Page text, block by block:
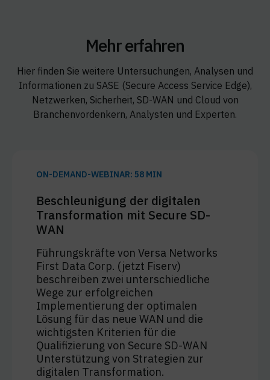
Mehr erfahren
Hier finden Sie weitere Untersuchungen, Analysen und
Informationen zu SASE (Secure Access Service Edge),
Netzwerken, Sicherheit, SD-WAN und Cloud von
Branchenvordenkern, Analysten und Experten.
ON-DEMAND-WEBINAR: 58 MIN
Beschleunigung der digitalen
Transformation mit Secure SD-
WAN
Führungskräfte von Versa Networks
First Data Corp. (jetzt Fiserv)
beschreiben zwei unterschiedliche
Wege zur erfolgreichen
Implementierung der optimalen
Lösung für das neue WAN und die
wichtigsten Kriterien für die
Qualifizierung von Secure SD-WAN
Unterstützung von Strategien zur
digitalen Transformation.